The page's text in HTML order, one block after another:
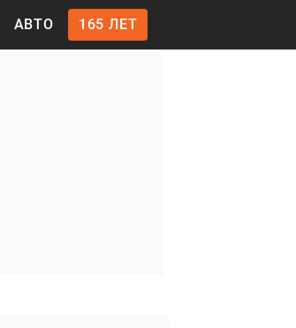
АВТО 165 ЛЕТ